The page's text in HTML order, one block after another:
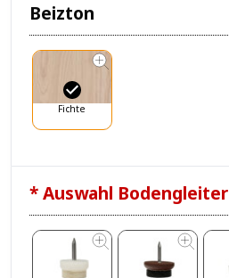
Beizton
Fichte
* Auswahl Bodengleiter